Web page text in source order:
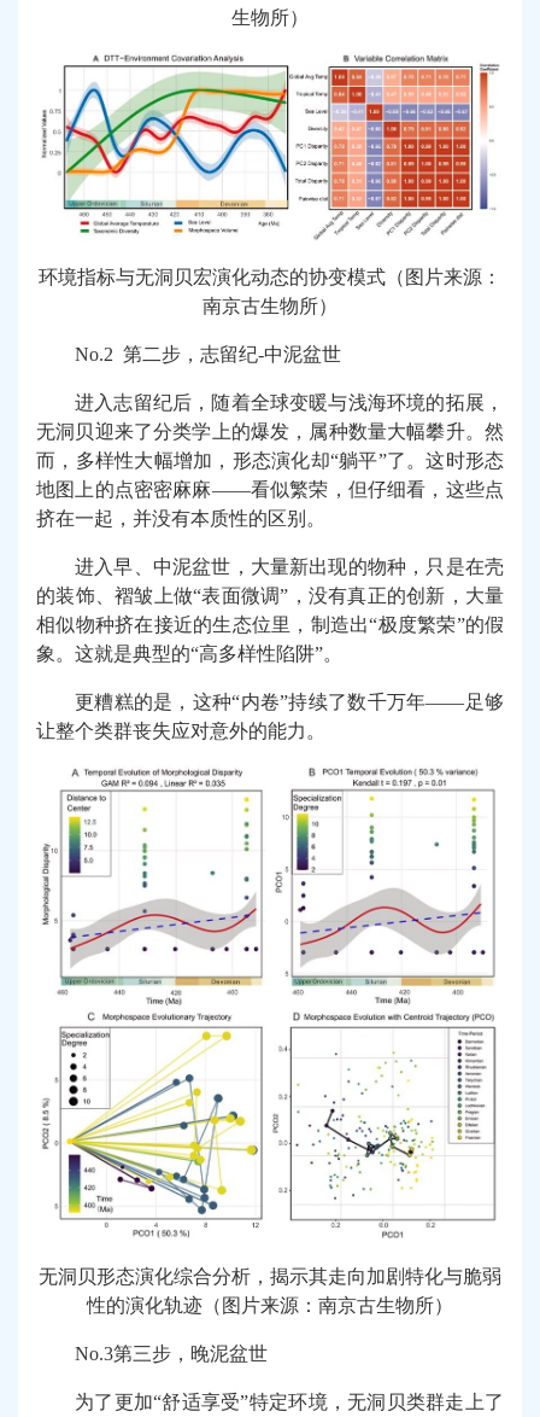
生物所）
环境指标与无洞贝宏演化动态的协变模式（图片来源：
南京古生物所）
No.2 第二步，志留纪-中泥盆世
进入志留纪后，随着全球变暖与浅海环境的拓展，
无洞贝迎来了分类学上的爆发，属种数量大幅攀升。然
而，多样性大幅增加，形态演化却“躺平”了。这时形态
地图上的点密密麻麻——看似繁荣，但仔细看，这些点
挤在一起，并没有本质性的区别。
进入早、中泥盆世，大量新出现的物种，只是在壳
的装饰、褶皱上做“表面微调”，没有真正的创新，大量
相似物种挤在接近的生态位里，制造出“极度繁荣”的假
象。这就是典型的“高多样性陷阱”。
更糟糕的是，这种“内卷”持续了数千万年——足够
让整个类群丧失应对意外的能力。
无洞贝形态演化综合分析，揭示其走向加剧特化与脆弱
性的演化轨迹（图片来源：南京古生物所）
No.3第三步，晚泥盆世
为了更加“舒适享受”特定环境，无洞贝类群走上了